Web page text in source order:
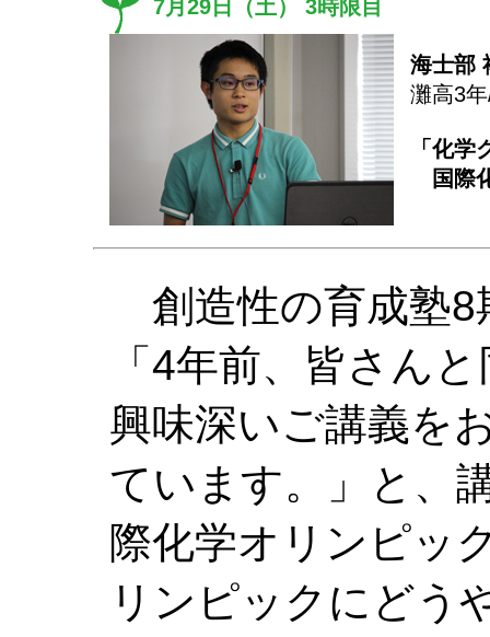
7月29日（土） 3時限目
海士部
灘高3
「化学
国際
創造性の育成塾8
「4年前、皆さん
興味深いご講義を
ています。」と、
際化学オリンピッ
リンピックにどう